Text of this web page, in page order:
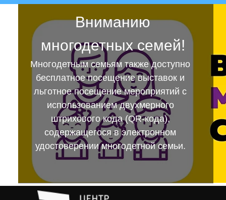
Вниманию
многодетных семей!
Многодетным семьям также доступно
бесплатное посещение выставок и
льготное посещение мероприятий с
использованием двухмерного
штрихового кода (QR-кода),
содержащегося в электронном
удостоверении многодетной семьи.